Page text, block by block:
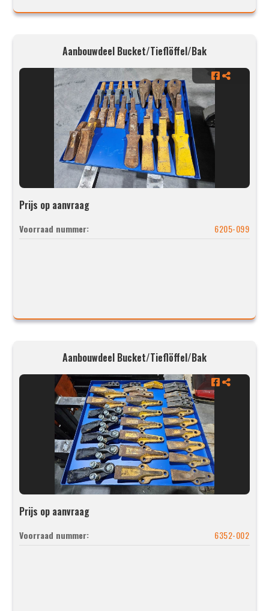
Aanbouwdeel Bucket/Tieflöffel/Bak
Prijs op aanvraag
Voorraad nummer: 6205-099
Aanbouwdeel Bucket/Tieflöffel/Bak
Prijs op aanvraag
Voorraad nummer: 6352-002